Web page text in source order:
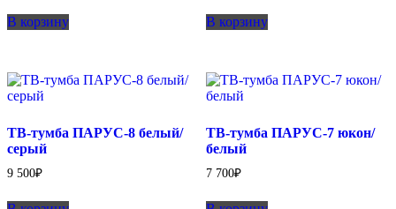
составляла
8
В корзину В корзину
ТВ-тумба ПАРУС-8 белый/
серый
9 500₽
ТВ-тумба ПАРУС-7 юкон/
белый
7 700₽